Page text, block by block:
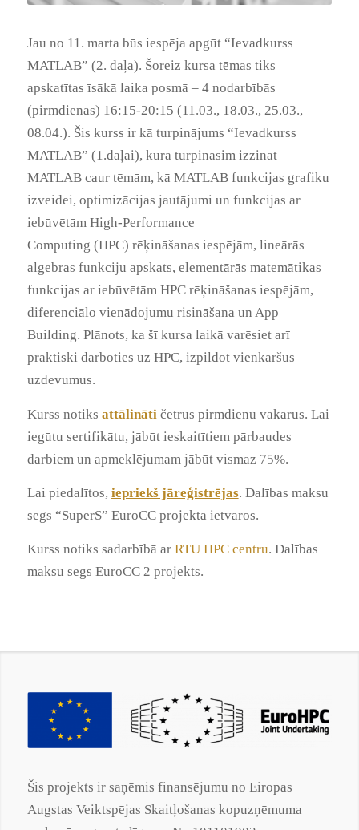
Jau no 11. marta būs iespēja apgūt “Ievadkurss
MATLAB” (2. daļa). Šoreiz kursa tēmas tiks
apskatītas īsākā laika posmā – 4 nodarbībās
(pirmdienās) 16:15-20:15 (11.03., 18.03., 25.03.,
08.04.). Šis kurss ir kā turpinājums “Ievadkurss
MATLAB” (1.daļai), kurā turpināsim izzināt
MATLAB caur tēmām, kā MATLAB funkcijas grafiku
izveidei, optimizācijas jautājumi un funkcijas ar
iebūvētām High-Performance
Computing (HPC) rēķināšanas iespējām, lineārās
algebras funkciju apskats, elementārās matemātikas
funkcijas ar iebūvētām HPC rēķināšanas iespējām,
diferenciālo vienādojumu risināšana un App
Building. Plānots, ka šī kursa laikā varēsiet arī
praktiski darboties uz HPC, izpildot vienkāršus
uzdevumus.
Kurss notiks attālināti četrus pirmdienu vakarus. Lai
iegūtu sertifikātu, jābūt ieskaitītiem pārbaudes
darbiem un apmeklējumam jābūt vismaz 75%.
Lai piedalītos, iepriekš jāreģistrējas. Dalības maksu
segs “SuperS” EuroCC projekta ietvaros.
Kurss notiks sadarbībā ar RTU HPC centru. Dalības
maksu segs EuroCC 2 projekts.
Šis projekts ir saņēmis finansējumu no Eiropas
Augstas Veiktspējas Skaitļošanas kopuzņēmuma